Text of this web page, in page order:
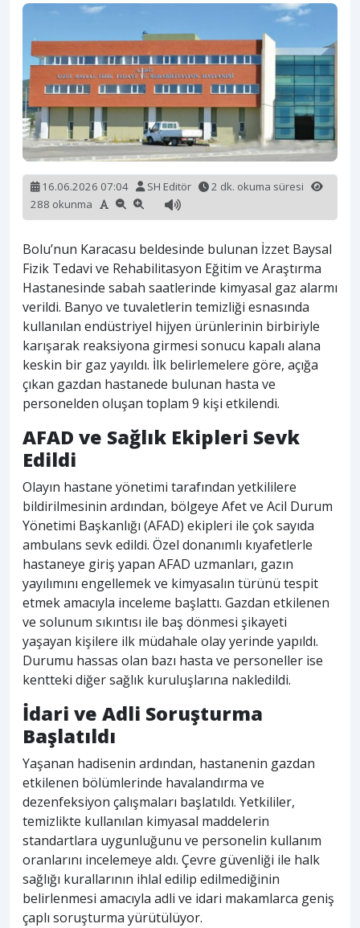
16.06.2026 07:04 SH Editör
2 dk. okuma süresi
288 okunma
Bolu’nun Karacasu beldesinde bulunan İzzet Baysal
Fizik Tedavi ve Rehabilitasyon Eğitim ve Araştırma
Hastanesinde sabah saatlerinde kimyasal gaz alarmı
verildi. Banyo ve tuvaletlerin temizliği esnasında
kullanılan endüstriyel hijyen ürünlerinin birbiriyle
karışarak reaksiyona girmesi sonucu kapalı alana
keskin bir gaz yayıldı. İlk belirlemelere göre, açığa
çıkan gazdan hastanede bulunan hasta ve
personelden oluşan toplam 9 kişi etkilendi.
AFAD ve Sağlık Ekipleri Sevk
Edildi
Olayın hastane yönetimi tarafından yetkililere
bildirilmesinin ardından, bölgeye Afet ve Acil Durum
Yönetimi Başkanlığı (AFAD) ekipleri ile çok sayıda
ambulans sevk edildi. Özel donanımlı kıyafetlerle
hastaneye giriş yapan AFAD uzmanları, gazın
yayılımını engellemek ve kimyasalın türünü tespit
etmek amacıyla inceleme başlattı. Gazdan etkilenen
ve solunum sıkıntısı ile baş dönmesi şikayeti
yaşayan kişilere ilk müdahale olay yerinde yapıldı.
Durumu hassas olan bazı hasta ve personeller ise
kentteki diğer sağlık kuruluşlarına nakledildi.
İdari ve Adli Soruşturma
Başlatıldı
Yaşanan hadisenin ardından, hastanenin gazdan
etkilenen bölümlerinde havalandırma ve
dezenfeksiyon çalışmaları başlatıldı. Yetkililer,
temizlikte kullanılan kimyasal maddelerin
standartlara uygunluğunu ve personelin kullanım
oranlarını incelemeye aldı. Çevre güvenliği ile halk
sağlığı kurallarının ihlal edilip edilmediğinin
belirlenmesi amacıyla adli ve idari makamlarca geniş
çaplı soruşturma yürütülüyor.